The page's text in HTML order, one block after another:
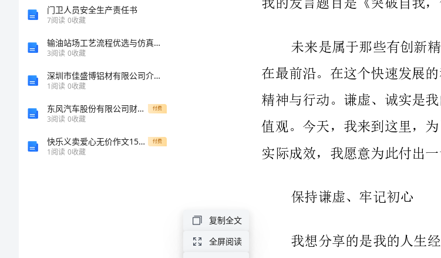
门卫人员安全生产责任书
7阅读 0收藏
输油站场工艺流程优选与仿真系统研究的综述报告
3阅读 0收藏
深圳市佳盛博铝材有限公司介绍企业发展分析报告
1阅读 0收藏
东风汽车股份有限公司财务分析完整报告 付费
3阅读 0收藏
快乐义卖爱心无价作文1500字 付费
1阅读 0收藏
实际成效，我愿意为此付出一切。
保持谦虚、牢记初心
复制全文
全屏阅读